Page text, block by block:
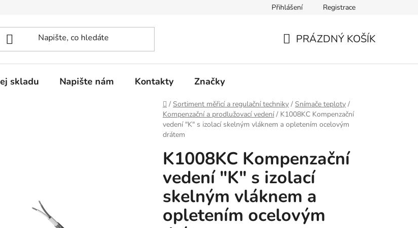
Přihlášení Registrace
PRÁZDNÝ KOŠÍK
skladu Napište nám Kontakty Značky
Domů
/ Sortiment měřicí a regulační techniky / Snímače teploty /
Kompenzační a prodlužovací vedení / K1008KC Kompenzační
vedení "K" s izolací skelným vláknem a opletením ocelovým
drátem
K1008KC Kompenzační
vedení "K" s izolací
skelným vláknem a
opletením ocelovým